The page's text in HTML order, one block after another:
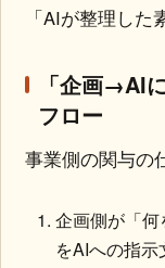
「AIが整理した
「企画→AI
フロー
事業側の関与の
企画側が「何
をAIへの指示